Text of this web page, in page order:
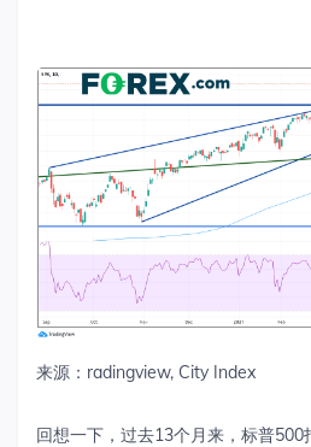
来源：radingview, City Index
回想一下，过去13个月来，标普500